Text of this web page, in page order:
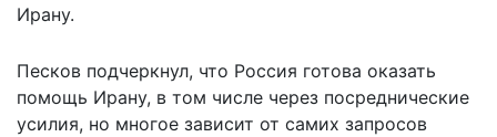
Ирану.
Песков подчеркнул, что Россия готова оказать
помощь Ирану, в том числе через посреднические
усилия, но многое зависит от самих запросов